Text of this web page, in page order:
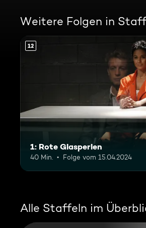
Weitere Folgen in
12
1: Rote Glasperlen
40 Min. Folge vom 15.04.2024
Alle Staffeln im